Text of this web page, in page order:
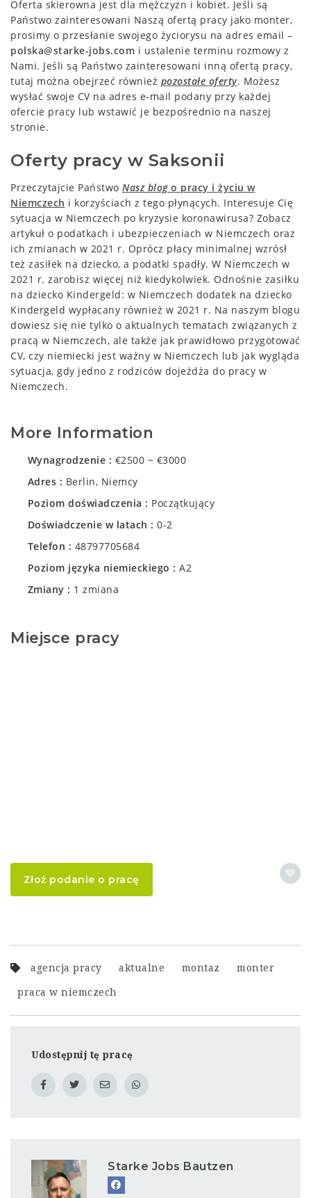
Oferta skierowna jest dla mężczyzn i kobiet. Jeśli są
Państwo zainteresowani Naszą ofertą pracy jako monter,
prosimy o przesłanie swojego życiorysu na adres email –
polska@starke-jobs.com i ustalenie terminu rozmowy z
Nami. Jeśli są Państwo zainteresowani inną ofertą pracy,
tutaj można obejrzeć również pozostałe oferty. Możesz
wysłać swoje CV na adres e-mail podany przy każdej
ofercie pracy lub wstawić je bezpośrednio na naszej
stronie.
Oferty pracy w Saksonii
Przeczytajcie Państwo Nasz blogo pracy i życiu w
Niemczech i korzyściach z tego płynących. Interesuje Cię
sytuacja w Niemczech po kryzysie koronawirusa? Zobacz
artykuł o podatkach i ubezpieczeniach w Niemczech oraz
ich zmianach w 2021 r. Oprócz płacy minimalnej wzrósł
też zasiłek na dziecko, a podatki spadły. W Niemczech w
2021 r. zarobisz więcej niż kiedykolwiek. Odnośnie zasiłku
na dziecko Kindergeld: w Niemczech dodatek na dziecko
Kindergeld wypłacany również w 2021 r. Na naszym blogu
dowiesz się nie tylko o aktualnych tematach związanych z
pracą w Niemczech, ale także jak prawidłowo przygotować
CV, czy niemiecki jest ważny w Niemczech lub jak wygląda
sytuacja, gdy jedno z rodziców dojeżdża do pracy w
Niemczech.
More Information
Wynagrodzenie
€2500 ~ €3000
Adres
Berlin, Niemcy
Poziom doświadczenia
Początkujący
Doświadczenie w latach
0-2
Telefon
48797705684
Poziom języka niemieckiego
A2
Zmiany
1 zmiana
Miejsce pracy
Złoż podanie o pracę
agencja pracy aktualne montaz monter
praca w niemczech
Udostępnij tę pracę
Starke Jobs Bautzen